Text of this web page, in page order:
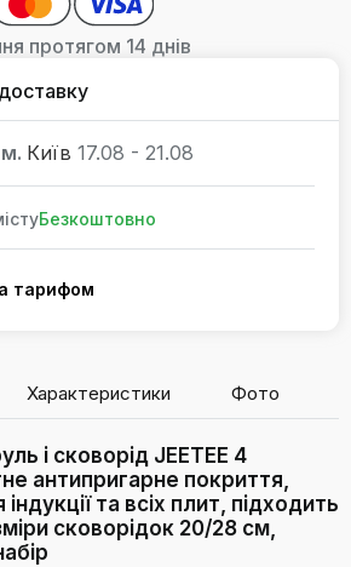
протягом 14 днів
Київ 17.08 - 21.08
Безкоштовно
тарифом
Характеристики Фото
і сковорід JEETEE 4
антипригарне покриття,
та всіх плит, підходить
сковорідок 20/28 см,